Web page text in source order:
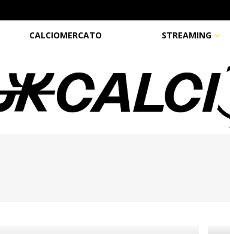
CALCIOMERCATO STREAMING